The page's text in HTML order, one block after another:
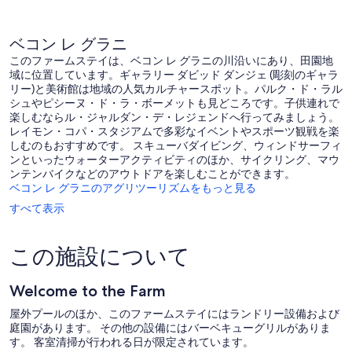
い、
口
コ
ミ
8
件
件
の
口
コ
ミ
ミ
47
件
件
の
口
コ
ミ
ベコン レ グラニ
このファームステイは、ベコン レ グラニの川沿いにあり、田園地
域に位置しています。ギャラリー ダビッド ダンジェ (彫刻のギャラ
リー)と美術館は地域の人気カルチャースポット。パルク・ド・ラル
シュやピシーヌ・ド・ラ・ボーメットも見どころです。子供連れで
楽しむならル・ジャルダン・デ・レジェンドへ行ってみましょう。
レイモン・コパ・スタジアムで多彩なイベントやスポーツ観戦を楽
しむのもおすすめです。 スキューバダイビング、ウィンドサーフィ
ンといったウォーターアクティビティのほか、サイクリング、マウ
ンテンバイクなどのアウトドアを楽しむことができます。
ベコン レ グラニのアグリツーリズムをもっと見る
すべて表示
この施設について
Welcome to the Farm
屋外プールのほか、このファームステイにはランドリー設備および
庭園があります。 その他の設備にはバーベキューグリルがありま
す。 客室清掃が行われる日が限定されています。